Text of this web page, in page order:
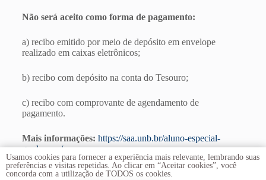
Não será aceito como forma de pagamento:
a) recibo emitido por meio de depósito em envelope
realizado em caixas eletrônicos;
b) recibo com depósito na conta do Tesouro;
c) recibo com comprovante de agendamento de
pagamento.
Mais informações: https://saa.unb.br/aluno-especial-
graduacao/
Usamos cookies para fornecer a experiência mais relevante, lembrando suas
preferências e visitas repetidas. Ao clicar em “Aceitar cookies”, você
concorda com a utilização de TODOS os cookies.